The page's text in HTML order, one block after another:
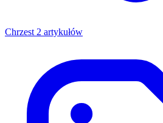
Chrzest 2 artykułów